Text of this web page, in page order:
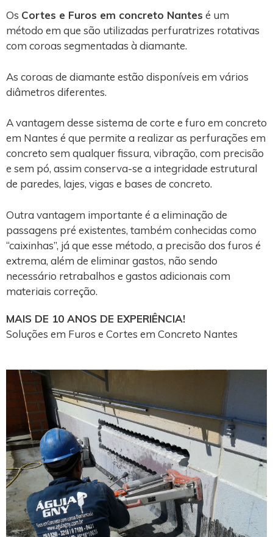
Os Cortes e Furos em concreto Nantes é um
método em que são utilizadas perfuratrizes rotativas
com coroas segmentadas à diamante.
As coroas de diamante estão disponíveis em vários
diâmetros diferentes.
A vantagem desse sistema de corte e furo em concreto
em Nantes é que permite a realizar as perfurações em
concreto sem qualquer fissura, vibração, com precisão
e sem pó, assim conserva-se a integridade estrutural
de paredes, lajes, vigas e bases de concreto.
Outra vantagem importante é a eliminação de
passagens pré existentes, também conhecidas como
“caixinhas”, já que esse método, a precisão dos furos é
extrema, além de eliminar gastos, não sendo
necessário retrabalhos e gastos adicionais com
materiais correção.
MAIS DE 10 ANOS DE EXPERIÊNCIA!
Soluções em Furos e Cortes em Concreto Nantes